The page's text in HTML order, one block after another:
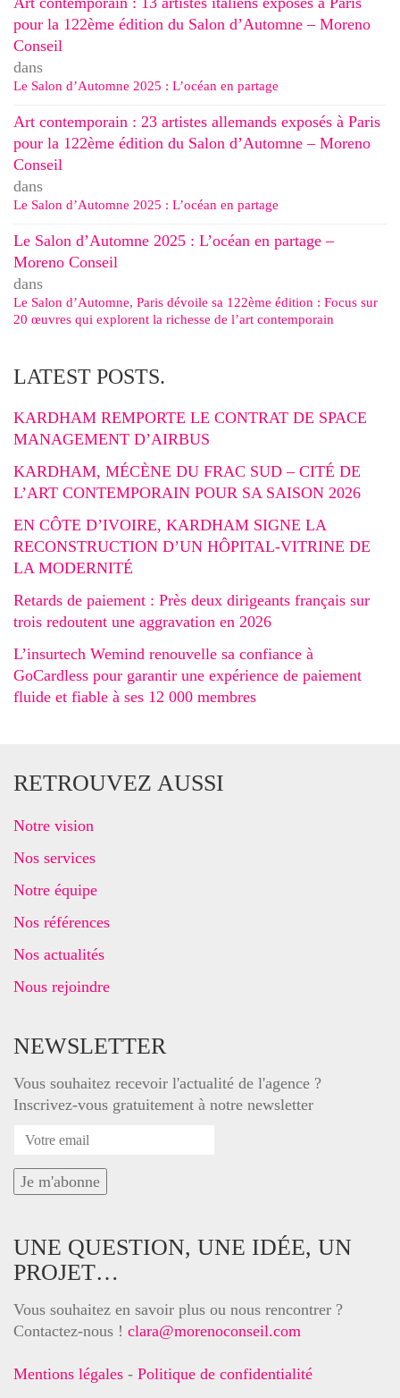
pour la 122ème édition du Salon d’Automne – Moreno
Conseil
dans
Le Salon d’Automne 2025 : L’océan en partage
Art contemporain : 23 artistes allemands exposés à Paris
pour la 122ème édition du Salon d’Automne – Moreno
Conseil
dans
Le Salon d’Automne 2025 : L’océan en partage
Le Salon d’Automne 2025 : L’océan en partage –
Moreno Conseil
dans
Le Salon d’Automne, Paris dévoile sa 122ème édition : Focus sur
20 œuvres qui explorent la richesse de l’art contemporain
LATEST POSTS.
KARDHAM REMPORTE LE CONTRAT DE SPACE
MANAGEMENT D’AIRBUS
KARDHAM, MÉCÈNE DU FRAC SUD – CITÉ DE
L’ART CONTEMPORAIN POUR SA SAISON 2026
EN CÔTE D’IVOIRE, KARDHAM SIGNE LA
RECONSTRUCTION D’UN HÔPITAL-VITRINE DE
LA MODERNITÉ
Retards de paiement : Près deux dirigeants français sur
trois redoutent une aggravation en 2026
L’insurtech Wemind renouvelle sa confiance à
GoCardless pour garantir une expérience de paiement
fluide et fiable à ses 12 000 membres
RETROUVEZ AUSSI
Notre vision
Nos services
Notre équipe
Nos références
Nos actualités
Nous rejoindre
NEWSLETTER
Vous souhaitez recevoir l'actualité de l'agence ?
Inscrivez-vous gratuitement à notre newsletter
UNE QUESTION, UNE IDÉE, UN
PROJET…
Vous souhaitez en savoir plus ou nous rencontrer ?
Contactez-nous ! clara@morenoconseil.com
Mentions légales - Politique de confidentialité